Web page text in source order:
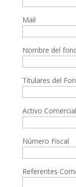
Mail
Nombre del
Titulares del
Activo Comercial
Número Fiscal
Referentes